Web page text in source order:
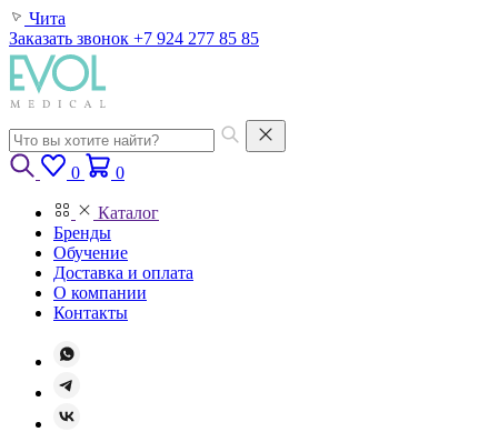
Чита
Заказать звонок +7 924 277 85 85
0 0
Каталог
Бренды
Обучение
Доставка и оплата
О компании
Контакты